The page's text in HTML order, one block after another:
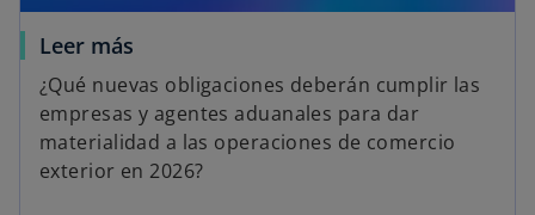
Leer más
¿Qué nuevas obligaciones deberán cumplir las
empresas y agentes aduanales para dar
materialidad a las operaciones de comercio
exterior en 2026?